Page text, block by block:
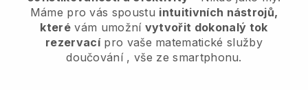
Máme pro vás spoustu intuitivních nástrojů,
které vám umožní vytvořit dokonalý tok
rezervací pro vaše matematické služby
doučování, vše ze smartphonu.